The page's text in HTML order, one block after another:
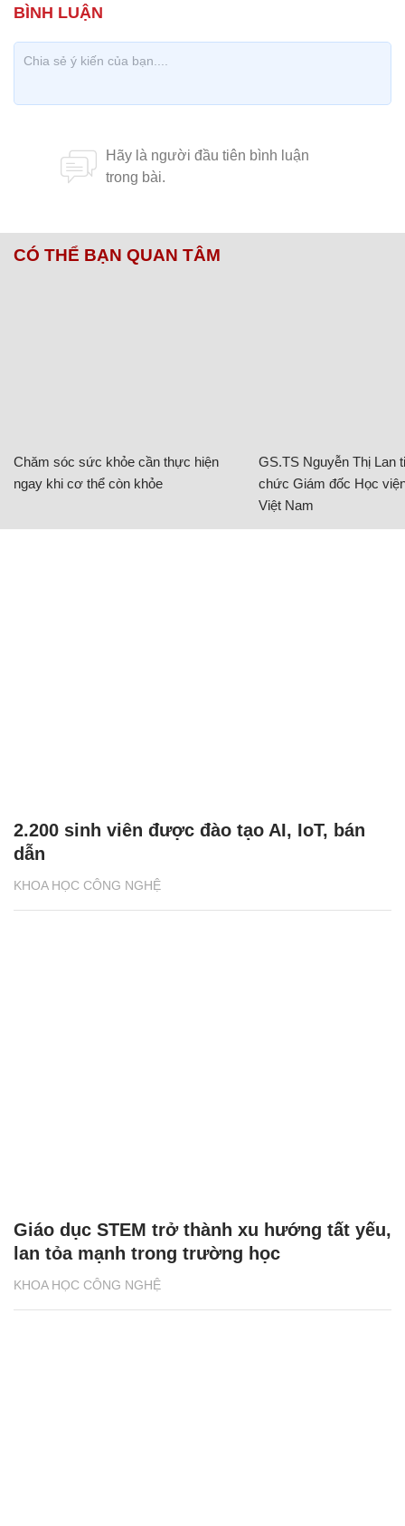
CÓ THỂ BẠN QUAN TÂM
Chăm sóc sức khỏe cần thực hiện
ngay khi cơ thể còn khỏe
GS.TS Nguyễn Thị Lan
chức Giám đốc Học
Việt Nam
KHOA HỌC CÔNG NGHỆ
2.200 sinh viên được đào tạo AI, IoT, bán
dẫn
KHOA HỌC CÔNG NGHỆ
Giáo dục STEM trở thành xu hướng tất yếu,
lan tỏa mạnh trong trường học